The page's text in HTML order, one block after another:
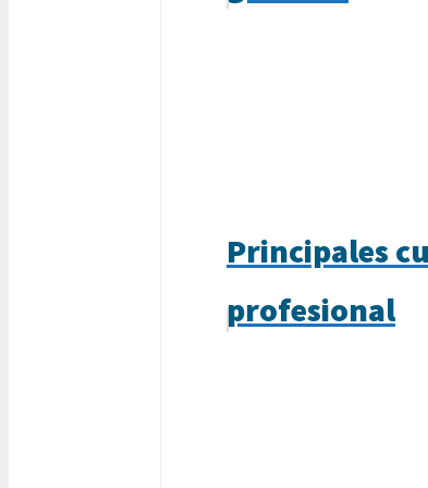
Principales
profesional